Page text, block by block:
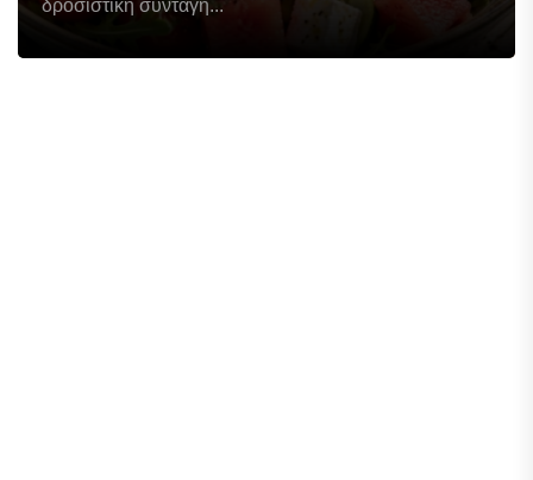
δροσιστική συνταγή...